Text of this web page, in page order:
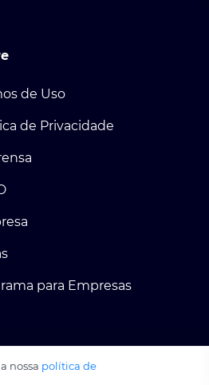
de Uso
de Privacidade
para Empresas
Powered by Voga.
nossa política de